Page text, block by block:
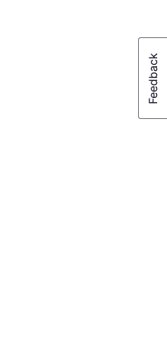
Eller 3 betalinger af 2.085 kr.